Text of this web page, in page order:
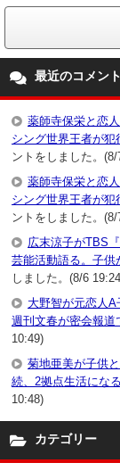
最近のコメント
薬師寺保栄と恋
シング世界王者が犯
ントをしました。(8/
薬師寺保栄と恋
シング世界王者が犯
ントをしました。(8/
広末涼子がTBS
芸能活動語る。子供
しました。(8/6
大野智が元恋人A
週刊文春が密会報道
10:49)
菊地亜美が子供
続、2拠点生活にな
10:48)
カテゴリー